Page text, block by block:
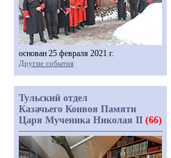
основан 25 февраля 2021 г.
Другие события
Тульский отдел
Казачьего Конвоя Памяти
Царя Мученика Николая II (66)